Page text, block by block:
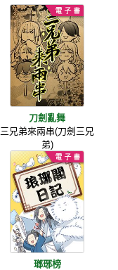
刀劍亂舞
三兄弟來兩串(刀劍三兄
弟)
瑯琊榜